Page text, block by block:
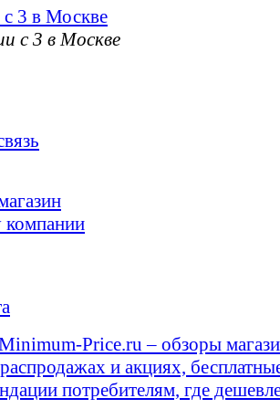
3 в Москве
компании
Price.ru – обзоры
и акциях,
потребителям, где